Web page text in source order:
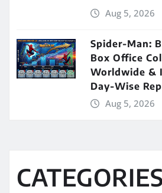
Aug 5, 2026
Spider-Man:
Box Office
Worldwide &
Day-Wise
Aug 5, 2026